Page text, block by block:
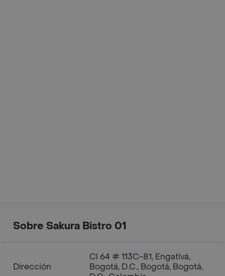
Sobre Sakura Bistro 01
Dirección
Cl 64 # 113C-81, Engativá,
Bogotá, D.C., Bogotá, Bogotá,